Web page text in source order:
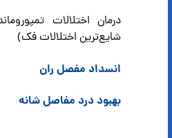
درمان اختلالات
شایع‌ترین اختلالات فک)
انسداد مفصل ران
بهبود درد مفاصل شانه